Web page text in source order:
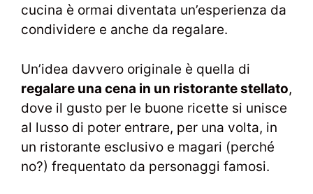
cucina è ormai diventata un’esperienza da
condividere e anche da regalare.
Un’idea davvero originale è quella di
regalare una cena in un ristorante stellato,
dove il gusto per le buone ricette si unisce
al lusso di poter entrare, per una volta, in
un ristorante esclusivo e magari (perché
no?) frequentato da personaggi famosi.